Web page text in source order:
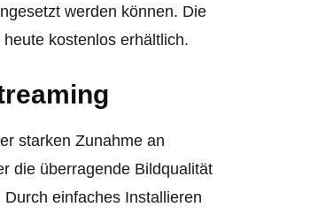
werden können. Die
kostenlos erhältlich.
starken Zunahme an
die überragende Bildqualität
einfaches Installieren